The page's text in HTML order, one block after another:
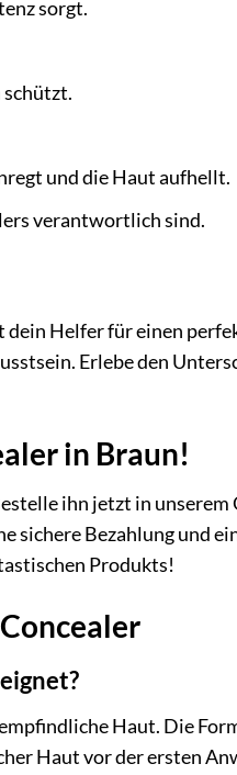
sorgt.
schützt.
und die Haut aufhellt.
verantwortlich sind.
Helfer für einen
Erlebe den
in Braun!
ihn jetzt in
sichere Bezahlung und
Produkts!
Haut. Die
Haut vor der ersten